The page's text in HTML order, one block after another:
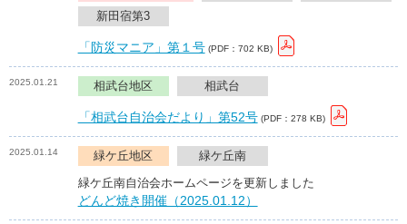
新田宿第3
「防災マニア」第１号 (PDF：702 KB)
2025.01.21 相武台地区 相武台
「相武台自治会だより」第52号 (PDF：278 KB)
2025.01.14 緑ケ丘地区 緑ケ丘南
緑ケ丘南自治会ホームページを更新しました
どんど焼き開催（2025.01.12）